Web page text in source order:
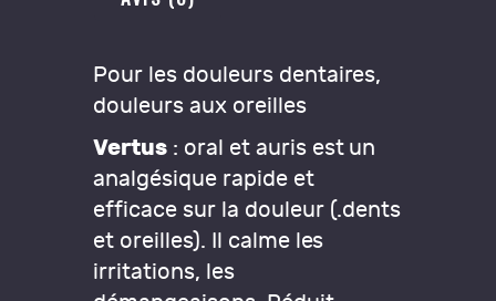
Pour les douleurs dentaires,
douleurs aux oreilles
Vertus: oral et auris est un
analgésique rapide et
efficace sur la douleur (.dents
et oreilles). Il calme les
irritations, les